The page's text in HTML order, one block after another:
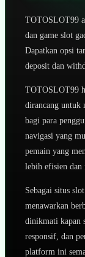
TOTOSLOT99
dan game slot
Dapatkan opsi
deposit dan
TOTOSLOT99
dirancang untuk
bagi para
navigasi yang
pemain yang
lebih efisien dan
Sebagai situs
menawarkan
dinikmati kapan
responsif, dan
platform ini